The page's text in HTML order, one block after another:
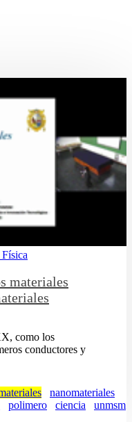
materiales
como los
conductores y
nanomateriales
polimero ciencia unmsm